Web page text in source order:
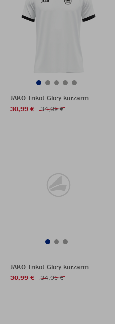
JAKO Trikot Glory kurzarm
30,99 €
34,99 €
JAKO Trikot Glory kurzarm
30,99 €
34,99 €